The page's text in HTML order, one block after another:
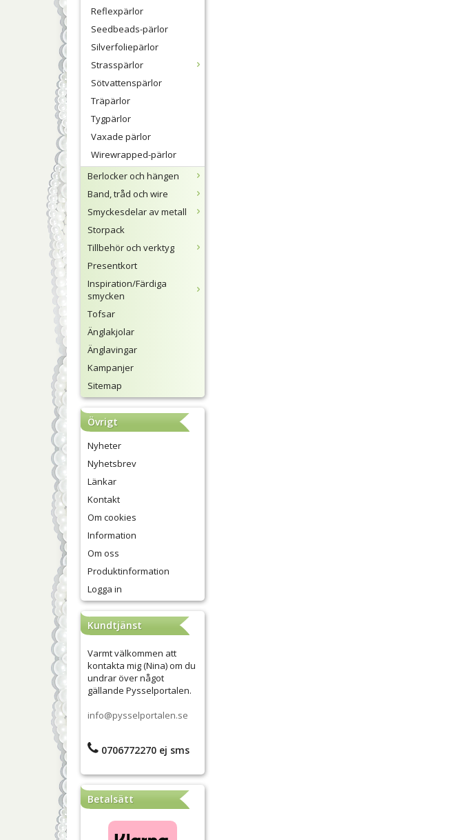
Reflexpärlor
Seedbeads-pärlor
Silverfoliepärlor
Strasspärlor
Sötvattenspärlor
Träpärlor
Tygpärlor
Vaxade pärlor
Wirewrapped-pärlor
Berlocker och hängen
Band, tråd och wire
Smyckesdelar av metall
Storpack
Tillbehör och verktyg
Presentkort
Inspiration/Färdiga
smycken
Tofsar
Änglakjolar
Änglavingar
Kampanjer
Sitemap
Övrigt
Nyheter
Nyhetsbrev
Länkar
Kontakt
Om cookies
Information
Om oss
Produktinformation
Logga in
Kundtjänst
Varmt välkommen att
kontakta mig (Nina) om du
undrar över något
gällande Pysselportalen.
info@pysselportalen.se
0706772270 ej sms
Betalsätt